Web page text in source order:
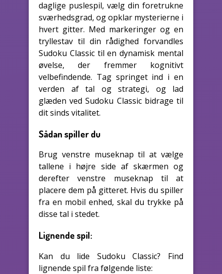
daglige puslespil, vælg din foretrukne
sværhedsgrad, og opklar mysterierne i
hvert gitter. Med markeringer og en
tryllestav til din rådighed forvandles
Sudoku Classic til en dynamisk mental
øvelse, der fremmer kognitivt
velbefindende. Tag springet ind i en
verden af tal og strategi, og lad
glæden ved Sudoku Classic bidrage til
dit sinds vitalitet.
Sådan spiller du
Brug venstre museknap til at vælge
tallene i højre side af skærmen og
derefter venstre museknap til at
placere dem på gitteret. Hvis du spiller
fra en mobil enhed, skal du trykke på
disse tal i stedet.
Lignende spil:
Kan du lide Sudoku Classic? Find
lignende spil fra følgende liste: